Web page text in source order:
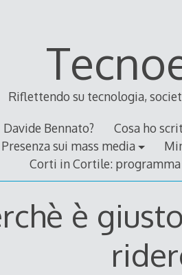
Riflettendo su tecnologia,
Davide Bennato? Cosa ho
Presenza sui mass media
Corti in Cortile:
è